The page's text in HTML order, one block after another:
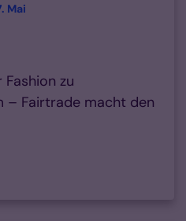
Mai
zu
– Fairtrade macht den